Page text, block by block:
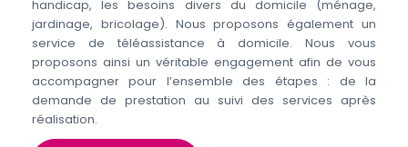
handicap, les besoins divers du domicile (ménage,
jardinage, bricolage). Nous proposons également un
service de téléassistance à domicile. Nous vous
proposons ainsi un véritable engagement afin de vous
accompagner pour l’ensemble des étapes : de la
demande de prestation au suivi des services après
réalisation.